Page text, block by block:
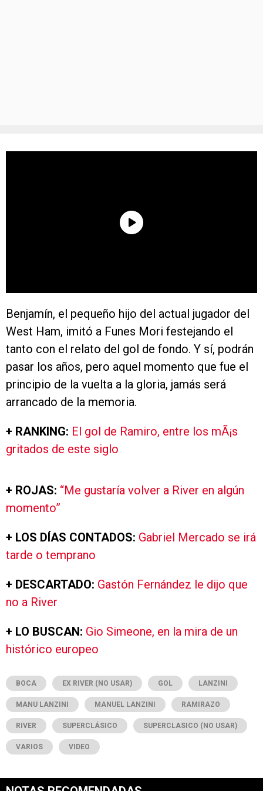
Benjamín, el pequeño hijo del actual jugador del
West Ham, imitó a Funes Mori festejando el
tanto con el relato del gol de fondo. Y sí, podrán
pasar los años, pero aquel momento que fue el
principio de la vuelta a la gloria, jamás será
arrancado de la memoria.
+ RANKING: El gol de Ramiro, entre los mÃ¡s
gritados de este siglo
+ ROJAS: “Me gustaría volver a River en algún
momento”
+ LOS DÍAS CONTADOS: Gabriel Mercado se irá
tarde o temprano
+ DESCARTADO: Gastón Fernández le dijo que
no a River
+ LO BUSCAN: Gio Simeone, en la mira de un
histórico europeo
BOCA EX RIVER (NO USAR) GOL LANZINI
MANU LANZINI MANUEL LANZINI RAMIRAZO
RIVER SUPERCLÁSICO SUPERCLASICO (NO USAR)
VARIOS VIDEO